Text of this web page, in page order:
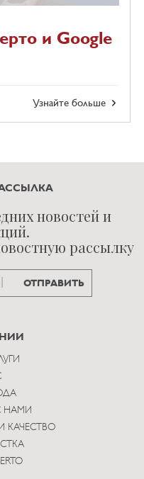
и Google
Узнайте больше
новостей и
рассылку
ОТПРАВИТЬ
НАМИ
КАЧЕСТВО